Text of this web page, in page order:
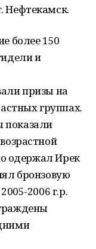
Нефтекамск.​
более 150
и
призы на
группах.
одержал Ирек
бронзовую
2006 г.р.